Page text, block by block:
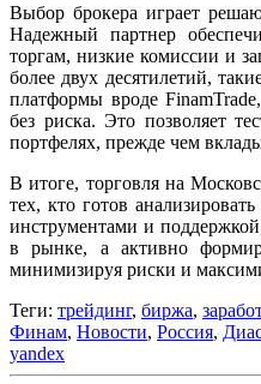
Выбор брокера играет
Надежный партнер
торгам, низкие комиссии и
более двух десятилетий,
платформы вроде
без риска. Это позволяет
портфелях, прежде чем
В итоге, торговля на
тех, кто готов
инструментами и
в рынке, а активно
минимизируя риски и
Теги: трейдинг, биржа,
Финам, Новости, Россия,
yandex